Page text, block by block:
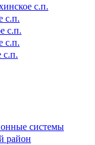
с.п.
с.п.
с.п.
с.п.
с.п.
системы
район